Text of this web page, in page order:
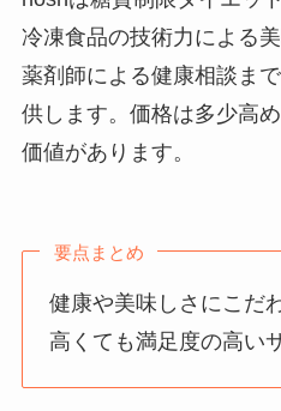
冷凍食品の技術力による
薬剤師による健康相談ま
供します。価格は多少高
価値があります。
要点まとめ
健康や美味しさにこだ
高くても満足度の高い